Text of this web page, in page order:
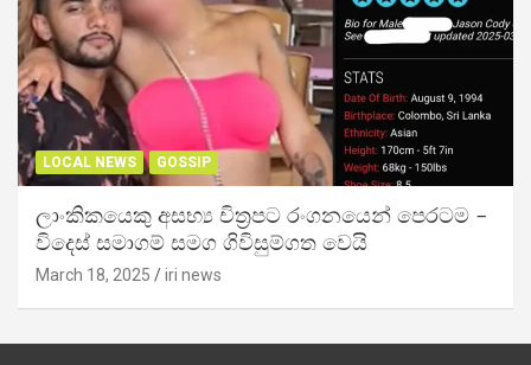
LOCAL NEWS GOSSIP
ලාංකිකයෙකු අසභ්‍ය චිත්‍රපට රංගනයෙන් පෙරටම –
විදෙස් සමාගම් සමග ගිවිසුම්ගත වෙයි
March 18, 2025 iri news